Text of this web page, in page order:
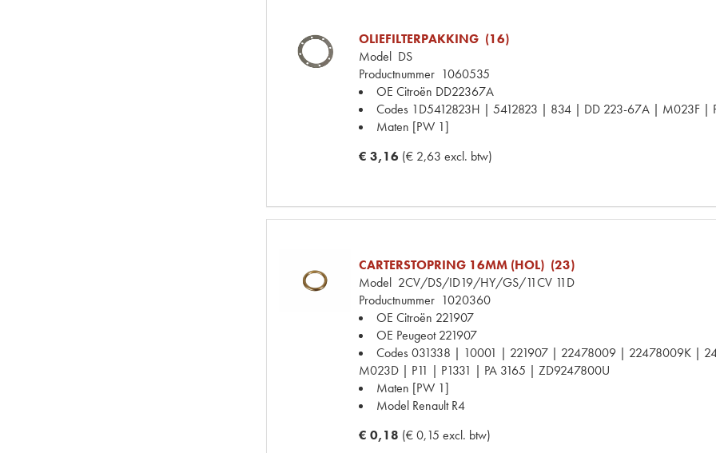
OLIEFILTERPAKKING (16)
Model DS
Productnummer 1060535
OE Citroën DD22367A
Codes 1D5412823H | 5412823 | 834 | DD 223-67A | M023F |
Maten [PW 1]
€ 3,16 (€ 2,63 excl. btw)
CARTERSTOPRING 16MM (HOL) (23)
Model 2CV/DS/ID19/HY/GS/11CV 11D
Productnummer 1020360
OE Citroën 221907
OE Peugeot 221907
Codes031338 | 10001 | 221907 | 22478009 | 22478009K |
M023D | P11 | P1331 | PA 3165 | ZD9247800U
Maten [PW 1]
Model Renault R4
€ 0,18 (€ 0,15 excl. btw)